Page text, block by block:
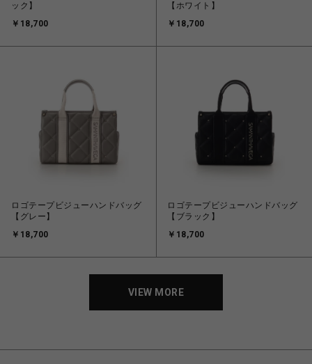
ック】
￥18,700
【ホワイト】
￥18,700
ロゴテープビジューハンドバッグ
【グレー】
￥18,700
ロゴテープビジューハンドバッグ
【ブラック】
￥18,700
VIEW MORE